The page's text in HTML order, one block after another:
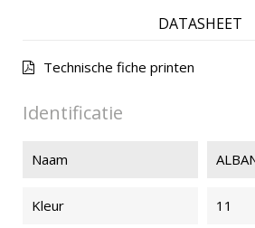
DATASHEET
Technische fiche printen
Identificatie
Naam
Kleur 11